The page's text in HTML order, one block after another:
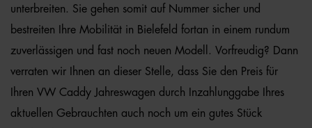
unterbreiten. Sie gehen somit auf Nummer sicher und
bestreiten Ihre Mobilität in Bielefeld fortan in einem rundum
zuverlässigen und fast noch neuen Modell. Vorfreudig? Dann
verraten wir Ihnen an dieser Stelle, dass Sie den Preis für
Ihren VW Caddy Jahreswagen durch Inzahlunggabe Ihres
aktuellen Gebrauchten auch noch um ein gutes Stück